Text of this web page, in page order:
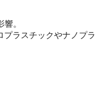
。
ラスチックやナノプラ